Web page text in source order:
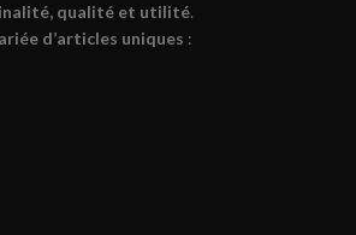
qualité et utilité.
d’articles uniques :